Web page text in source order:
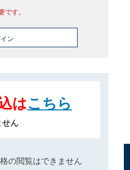
す。
ン
はこちら
ん
の閲覧はできません